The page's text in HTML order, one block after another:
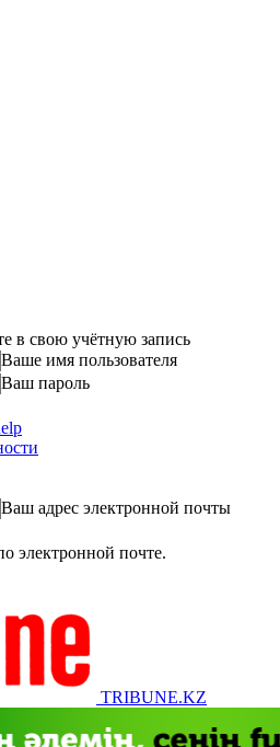
в свою учётную запись
Ваше имя пользователя
Ваш пароль
Ваш адрес электронной почты
электронной почте.
TRIBUNE.KZ